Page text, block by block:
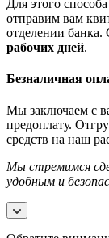
Для этого
отправим вам
отделении банка.
рабочих дней.
Безналичная
Мы заключаем с
предоплату.
средств на наш
Мы стремимся
удобным и